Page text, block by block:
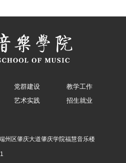
党群建设
教学工作
艺术实践
招生就业
州区肇庆大道肇庆学院福慧音乐楼